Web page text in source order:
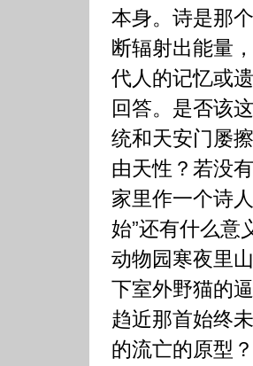
本身。诗是那
断辐射出能量
代人的记忆或
回答。是否该
统和天安门屡
由天性？若没
家里作一个诗
始”还有什么意
动物园寒夜里
下室外野猫的
趋近那首始终
的流亡的原型